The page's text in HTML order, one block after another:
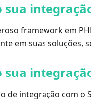
sua
framework em
em suas soluções,
sua
de integração com o